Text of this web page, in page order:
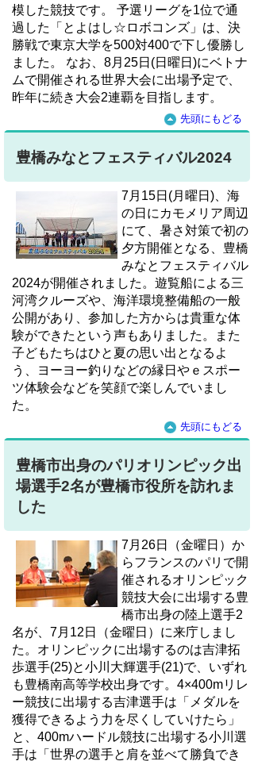
模した競技です。 予選リーグを1位で通
過した「とよはし☆ロボコンズ」は、決
勝戦で東京大学を500対400で下し優勝し
ました。 なお、8月25日(日曜日)にベトナ
ムで開催される世界大会に出場予定で、
昨年に続き大会2連覇を目指します。
先頭にもどる
豊橋みなとフェスティバル2024
7月15日(月曜日)、海
の日にカモメリア周辺
にて、暑さ対策で初の
夕方開催となる、豊橋
みなとフェスティバル
2024が開催されました。遊覧船による三
河湾クルーズや、海洋環境整備船の一般
公開があり、参加した方からは貴重な体
験ができたという声もありました。また
子どもたちはひと夏の思い出となるよ
う、ヨーヨー釣りなどの縁日やｅスポー
ツ体験会などを笑顔で楽しんでいまし
た。
先頭にもどる
豊橋市出身のパリオリンピック出
場選手2名が豊橋市役所を訪れま
した
7月26日（金曜日）か
らフランスのパリで開
催されるオリンピック
競技大会に出場する豊
橋市出身の陸上選手2
名が、7月12日（金曜日）に来庁しまし
た。オリンピックに出場するのは吉津拓
歩選手(25)と小川大輝選手(21)で、いずれ
も豊橋南高等学校出身です。4×400mリレ
ー競技に出場する吉津選手は「メダルを
獲得できるよう力を尽くしていけたら」
と、400mハードル競技に出場する小川選
手は「世界の選手と肩を並べて勝負でき